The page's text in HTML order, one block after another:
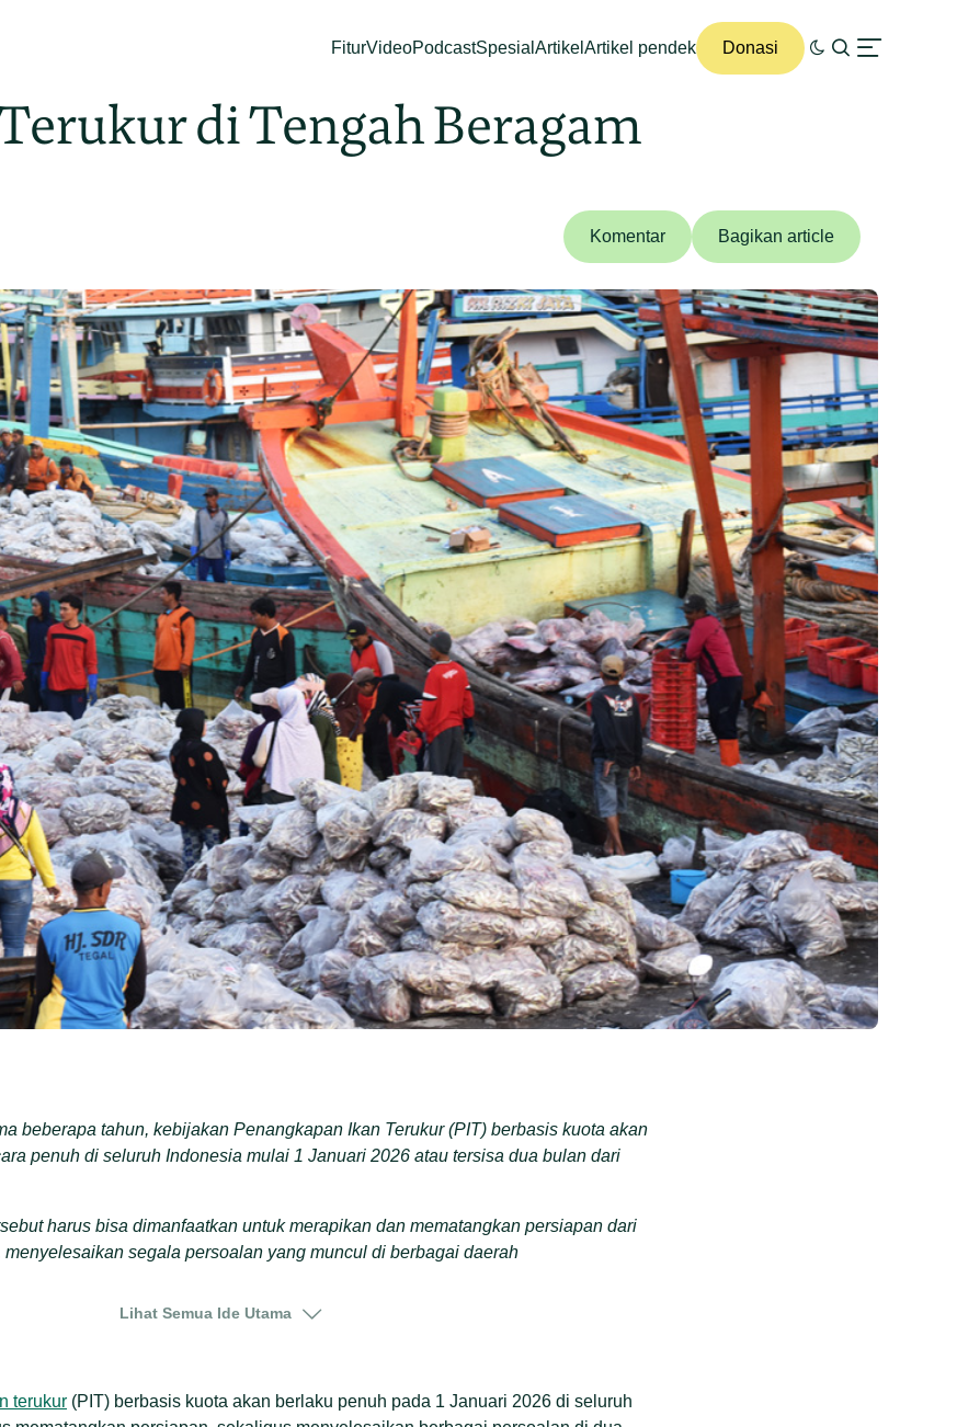
FiturVideoPodcastSpesial Artikel Artikel pendek Donasi
di Tengah Beragam
Komentar Bagikan article
beberapa tahun, kebijakan Penangkapan Ikan Terukur (PIT) berbasis kuota akan
penuh di seluruh Indonesia mulai 1 Januari 2026 atau tersisa dua bulan dari
harus bisa dimanfaatkan untuk merapikan dan mematangkan persiapan dari
menyelesaikan segala persoalan yang muncul di berbagai daerah
dengan praktik nelayan kecil, biaya logistik yang tinggi, dan masalah administrasi
juga disoal karena mengganggu proses rantai dingin dan itu terjadi di
harus menyelesaikan persoalan-persoalan tersebut, karena diyakini akan
Lihat Semua Ide Utama
terukur (PIT) berbasis kuota akan berlaku penuh pada 1 Januari 2026 di seluruh